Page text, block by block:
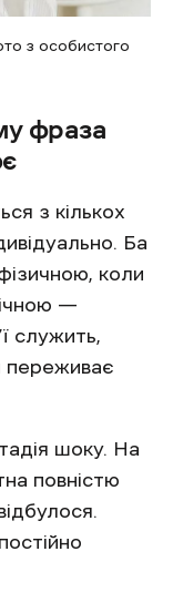
з особистого
фраза
з кількох
Ба
коли
—
служить,
переживає
шоку. На
повністю